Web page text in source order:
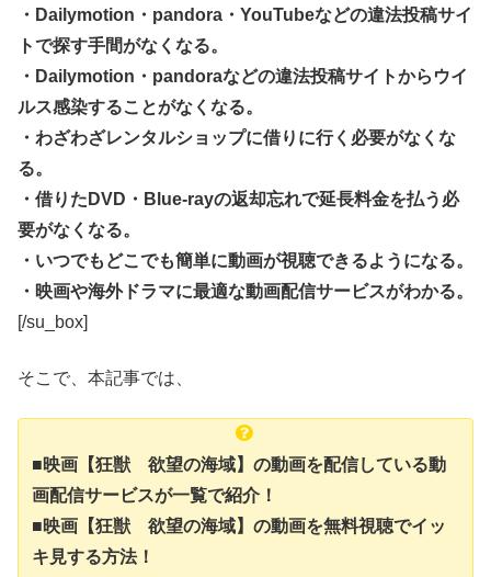
・Dailymotion・pandora・YouTubeなどの違法投稿サイ
トで探す手間がなくなる。
・Dailymotion・pandoraなどの違法投稿サイトからウイ
ルス感染することがなくなる。
・わざわざレンタルショップに借りに行く必要がなくな
る。
・借りたDVD・Blue-rayの返却忘れで延長料金を払う必
要がなくなる。
・いつでもどこでも簡単に動画が視聴できるようになる。
・映画や海外ドラマに最適な動画配信サービスがわかる。
[/su_box]
そこで、本記事では、
■映画【狂獣 欲望の海域】の動画を配信している動
画配信サービスが一覧で紹介！
■映画【狂獣 欲望の海域】の動画を無料視聴でイッ
キ見する方法！